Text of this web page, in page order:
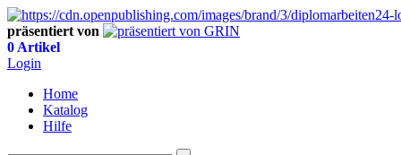
präsentiert von
0 Artikel
Login
Home
Katalog
Hilfe